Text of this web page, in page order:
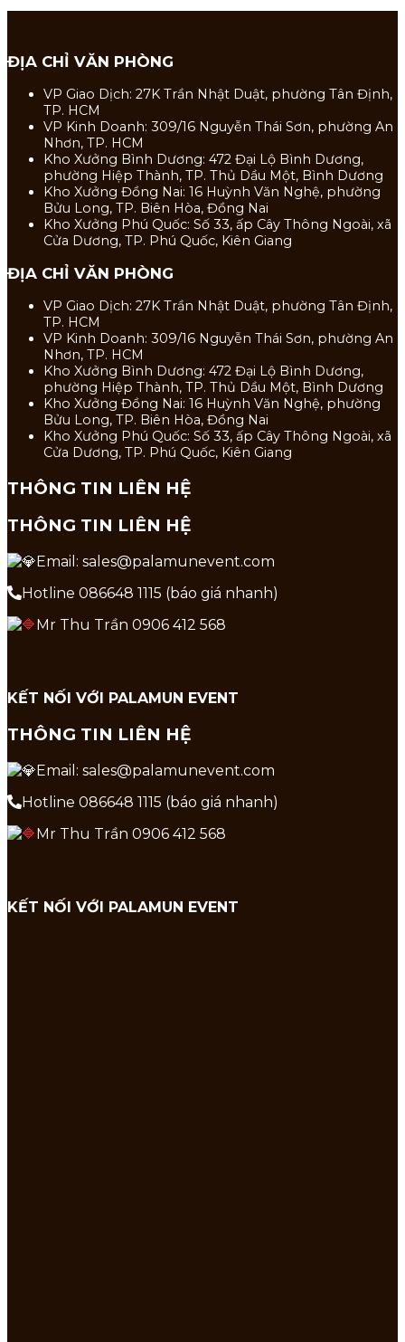
ĐỊA CHỈ VĂN PHÒNG
VP Giao Dịch: 27K Trần Nhật Duật, phường Tân Định,
TP. HCM
VP Kinh Doanh: 309/16 Nguyễn Thái Sơn, phường An
Nhơn, TP. HCM
Kho Xưởng Bình Dương: 472 Đại Lộ Bình Dương,
phường Hiệp Thành, TP. Thủ Dầu Một, Bình Dương
Kho Xưởng Đồng Nai: 16 Huỳnh Văn Nghệ, phường
Bửu Long, TP. Biên Hòa, Đồng Nai
Kho Xưởng Phú Quốc: Số 33, ấp Cây Thông Ngoài, xã
Cửa Dương, TP. Phú Quốc, Kiên Giang
ĐỊA CHỈ VĂN PHÒNG
VP Giao Dịch: 27K Trần Nhật Duật, phường Tân Định,
TP. HCM
VP Kinh Doanh: 309/16 Nguyễn Thái Sơn, phường An
Nhơn, TP. HCM
Kho Xưởng Bình Dương: 472 Đại Lộ Bình Dương,
phường Hiệp Thành, TP. Thủ Dầu Một, Bình Dương
Kho Xưởng Đồng Nai: 16 Huỳnh Văn Nghệ, phường
Bửu Long, TP. Biên Hòa, Đồng Nai
Kho Xưởng Phú Quốc: Số 33, ấp Cây Thông Ngoài, xã
Cửa Dương, TP. Phú Quốc, Kiên Giang
THÔNG TIN LIÊN HỆ
THÔNG TIN LIÊN HỆ
Email: sales@palamunevent.com
Hotline 086648 1115 (báo giá nhanh)
Mr Thu Trần 0906 412 568
KẾT NỐI VỚI PALAMUN EVENT
THÔNG TIN LIÊN HỆ
Email: sales@palamunevent.com
Hotline 086648 1115 (báo giá nhanh)
Mr Thu Trần 0906 412 568
KẾT NỐI VỚI PALAMUN EVENT